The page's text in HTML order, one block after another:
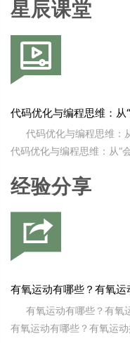
星辰课堂
代码优化与编程思维：从
代码优化与编程思维：
代码优化与编程思维：从“
经验分享
有氧运动有哪些？有氧运
有氧运动有哪些？有氧
有氧运动有哪些？有氧运